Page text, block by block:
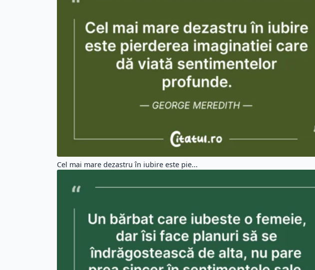
Cel mai mare dezastru în iubire este pie...